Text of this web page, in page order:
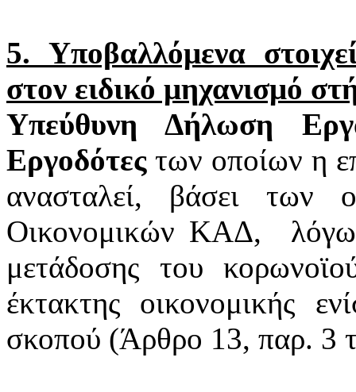
5. Υποβαλλόμενα
στον ειδικό μηχανισμό
Υπεύθυνη Δήλωση
Εργοδότεςτων οποίων η
ανασταλεί, βάσει των
Οικονομικών ΚΑΔ,
μετάδοσης του
έκτακτης οικονομικής
σκοπού (Άρθρο 13, παρ. 3